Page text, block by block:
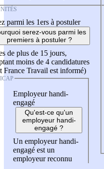
parmi les 1ers à postuler
serez-vous parmi les
premiers à postuler ?
de plus de 15 jours,
moins de 4 candidatures
France Travail est informé)
Employeur handi-
engagé
Qu'est-ce qu'un
employeur handi-
engagé ?
Un employeur handi-
engagé est un
employeur reconnu